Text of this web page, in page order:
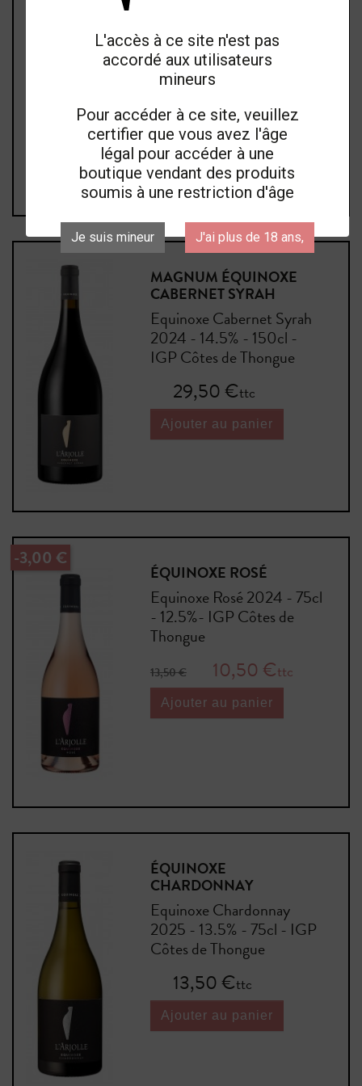
L'accès à ce site n'est pas
accordé aux utilisateurs
mineurs
Pour accéder à ce site, veuillez
certifier que vous avez l'âge
légal pour accéder à une
boutique vendant des produits
soumis à une restriction d'âge
Je suis mineur J'ai plus de 18 ans,
2024 - 14.5% - 75cl - IGP
Côtes de Thongue
Prix13,50 €
Ajouter au panier
MAGNUM ÉQUINOXE
CABERNET SYRAH
Equinoxe Cabernet Syrah
2024 - 14.5% - 150cl -
IGP Côtes de Thongue
Prix29,50 €ttc
Ajouter au panier
ÉQUINOXE ROSÉ
Equinoxe Rosé 2024 - 75cl
- 12.5%- IGP Côtes de
Thongue
Prix de base
13,50 € Prix10,50 €ttc
Ajouter au panier
-3,00 €
ÉQUINOXE
CHARDONNAY
Equinoxe Chardonnay
2025 - 13.5% - 75cl - IGP
Côtes de Thongue
Prix13,50 €ttc
Ajouter au panier